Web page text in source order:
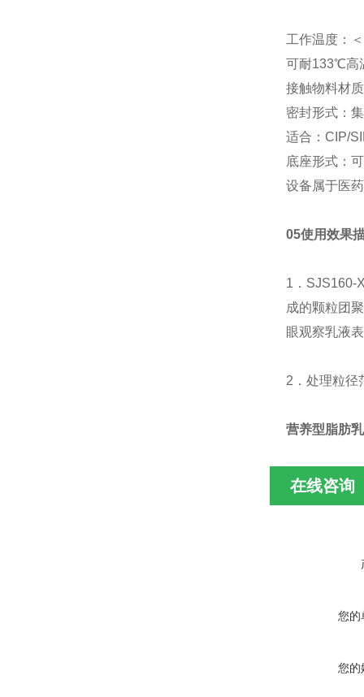
工作温度：
可耐133℃高
接触物料材
密封形式：
适合：CIP/
底座形式：
设备属于医
05使用效果
1．SJS160-
成的颗粒团
眼观察乳液
2．处理粒径
营养型脂肪
在线咨询
您的
您的